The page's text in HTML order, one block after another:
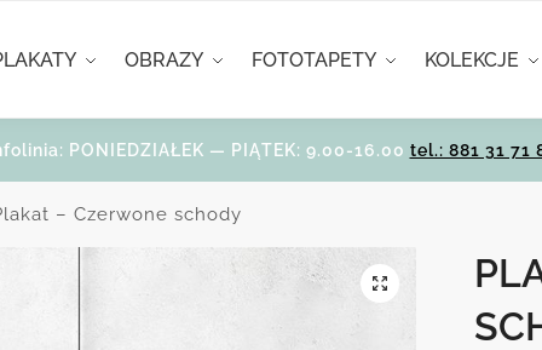
OBRAZY FOTOTAPETY KOLEKCJE
PONIEDZIAŁEK — PIĄTEK: 9.00-16.00 tel.: 881 31 71
– Czerwone schody